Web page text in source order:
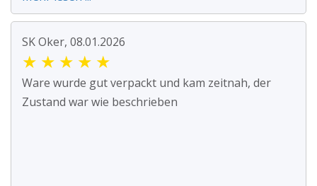
SK Oker, 08.01.2026
★ ★ ★ ★ ★
Ware wurde gut verpackt und kam zeitnah, der
Zustand war wie beschrieben